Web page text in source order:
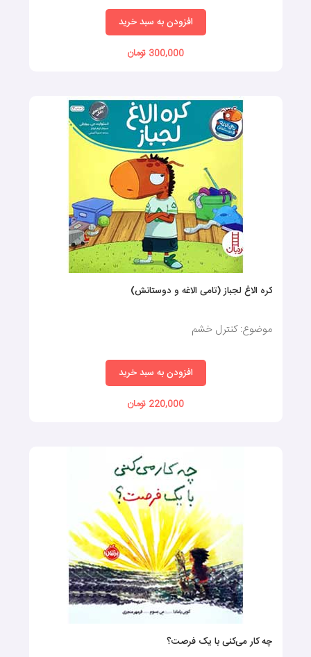
خود پرورش می‌دهند و در آینده به رشد فکری خوبی می‌رسند.
#کتاب_قصه_کودکان ، #کتاب_قصه ،
افزودن به سبد خرید
300,000 تومان
کره الاغ لجباز (تامی الاغه و دوستانش)
موضوع: کنترل خشم
افزودن به سبد خرید
220,000 تومان
چه کار می‌کنی با یک فرصت؟